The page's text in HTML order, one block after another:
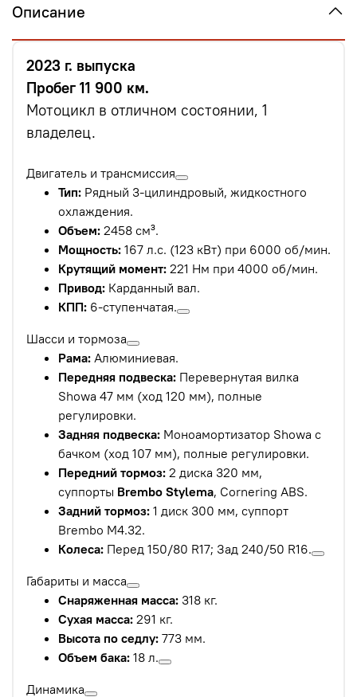
Описание
2023 г. выпуска
Пробег 11 900 км.
Мотоцикл в отличном состоянии, 1
владелец.
Двигатель и трансмиссия
Тип: Рядный 3-цилиндровый, жидкостного
охлаждения.
Объем: 2458 см³.
Мощность: 167 л.с. (123 кВт) при 6000 об/мин.
Крутящий момент: 221 Нм при 4000 об/мин.
Привод: Карданный вал.
КПП: 6-ступенчатая.
Шасси и тормоза
Рама: Алюминиевая.
Передняя подвеска: Перевернутая вилка
Showa 47 мм (ход 120 мм), полные
регулировки.
Задняя подвеска: Моноамортизатор Showa с
бачком (ход 107 мм), полные регулировки.
Передний тормоз: 2 диска 320 мм,
суппорты Brembo Stylema, Cornering ABS.
Задний тормоз: 1 диск 300 мм, суппорт
Brembo M4.32.
Колеса: Перед 150/80 R17; Зад 240/50 R16.
Габариты и масса
Снаряженная масса: 318 кг.
Сухая масса: 291 кг.
Высота по седлу: 773 мм.
Объем бака: 18 л.
Динамика